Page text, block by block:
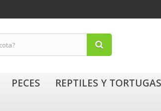
PECES REPTILES Y TORTUGAS